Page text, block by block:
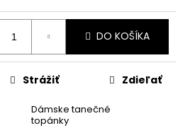
DO KOŠÍKA
Dámske tanečné
topánky
Strážiť Zdieľať